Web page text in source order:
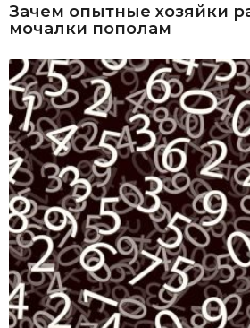
Зачем опытные хозяйки
мочалки пополам